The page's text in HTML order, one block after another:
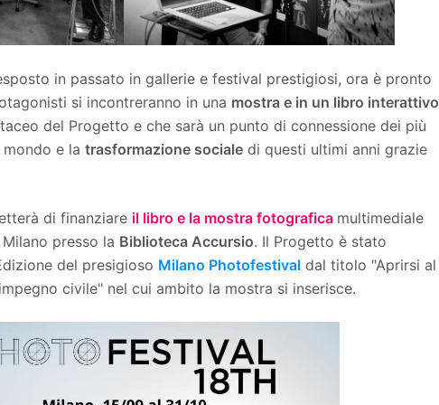
in passato in gallerie e festival prestigiosi, ora è pronto
si incontreranno in una mostra e in un libro interattivo
del Progetto e che sarà un punto di connessione dei più
e la trasformazione sociale di questi ultimi anni grazie
di finanziare il libro e la mostra fotografica multimediale
presso la Biblioteca Accursio. Il Progetto è stato
del presigioso Milano Photofestival dal titolo "Aprirsi al
civile" nel cui ambito la mostra si inserisce.